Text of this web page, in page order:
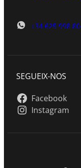
+34 625 998
SEGUEIX-NOS
Facebook
Instagram